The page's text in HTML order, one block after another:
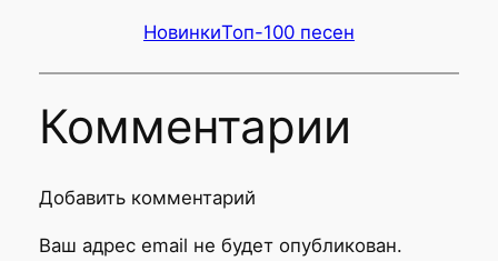
НовинкиТоп-100 песен
Комментарии
Добавить комментарий
Ваш адрес email не будет опубликован.